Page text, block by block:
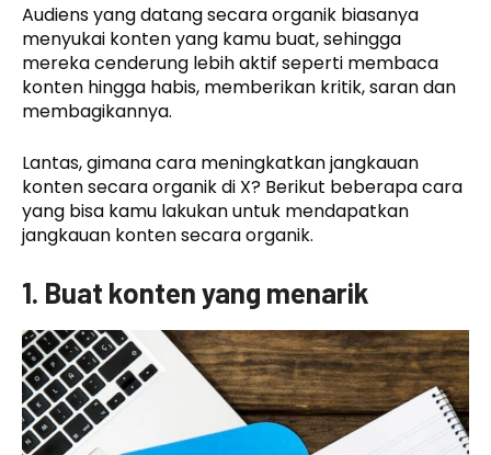
Audiens yang datang secara organik biasanya
menyukai konten yang kamu buat, sehingga
mereka cenderung lebih aktif seperti membaca
konten hingga habis, memberikan kritik, saran dan
membagikannya.
Lantas, gimana cara meningkatkan jangkauan
konten secara organik di X? Berikut beberapa cara
yang bisa kamu lakukan untuk mendapatkan
jangkauan konten secara organik.
1. Buat konten yang menarik